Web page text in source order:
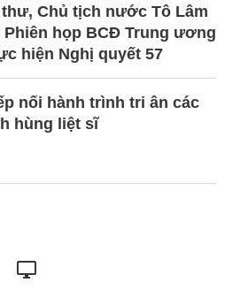
Chủ tịch nước Tô Lâm
Phiên họp BCĐ Trung ương
hiện Nghị quyết 57
nối hành trình tri ân các
hùng liệt sĩ